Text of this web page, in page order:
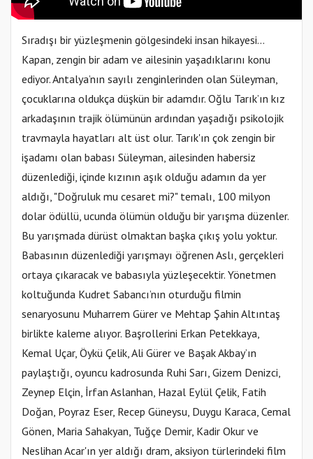
Sıradışı bir yüzleşmenin gölgesindeki insan hikayesi...
Kapan, zengin bir adam ve ailesinin yaşadıklarını konu
ediyor. Antalya’nın sayılı zenginlerinden olan Süleyman,
çocuklarına oldukça düşkün bir adamdır. Oğlu Tarık’ın kız
arkadaşının trajik ölümünün ardından yaşadığı psikolojik
travmayla hayatları alt üst olur. Tarık'ın çok zengin bir
işadamı olan babası Süleyman, ailesinden habersiz
düzenlediği, içinde kızının aşık olduğu adamın da yer
aldığı, "Doğruluk mu cesaret mi?" temalı, 100 milyon
dolar ödüllü, ucunda ölümün olduğu bir yarışma düzenler.
Bu yarışmada dürüst olmaktan başka çıkış yolu yoktur.
Babasının düzenlediği yarışmayı öğrenen Aslı, gerçekleri
ortaya çıkaracak ve babasıyla yüzleşecektir. Yönetmen
koltuğunda Kudret Sabancı’nın oturduğu filmin
senaryosunu Muharrem Gürer ve Mehtap Şahin Altıntaş
birlikte kaleme alıyor. Başrollerini Erkan Petekkaya,
Kemal Uçar, Öykü Çelik, Ali Gürer ve Başak Akbay’ın
paylaştığı, oyuncu kadrosunda Ruhi Sarı, Gizem Denizci,
Zeynep Elçin, İrfan Aslanhan, Hazal Eylül Çelik, Fatih
Doğan, Poyraz Eser, Recep Güneysu, Duygu Karaca, Cemal
Gönen, Maria Sahakyan, Tuğçe Demir, Kadir Okur ve
Neslihan Acar'ın yer aldığı dram, aksiyon türlerindeki film